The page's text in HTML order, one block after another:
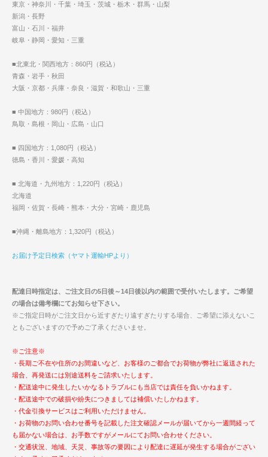
東京・神奈川・千葉・埼玉・茨城・栃木・群馬・山梨
新潟・長野
富山・石川・福井
岐阜・静岡・愛知・三重
■北東北・関西地方：860円（税込）
青森・岩手・秋田
大阪・京都・兵庫・奈良・滋賀・和歌山・三重
■ 中国地方：980円（税込）
鳥取・島根・岡山・広島・山口
■ 四国地方：1,080円（税込）
徳島・香川・愛媛・高知
■ 北海道・九州地方：1,220円（税込）
北海道
福岡・佐賀・長崎・熊本・大分・宮崎・鹿児島
■沖縄・離島地方：1,320円（税込）
お届け予定日検索（ヤマト運輸HPより）
配達日時指定は、ご注文日の5日後～14日後以内の範囲で受付いたします。ご希望
の場合は備考欄にてお知らせ下さい。
※ご指定日時がご注文日から近すぎたり遠すぎたりする場合、ご希望に添えないこ
ともございますので予めご了承くださいませ。
※ご注意※
・長期ご不在や住所のお間違いなど、お客様のご都合でお荷物が弊社に返送された
場合、再発送には別途送料をご請求いたします。
・配送途中に発生したいかなるトラブルにも当店では責任を負いかねます。
・配送途中での破損や紛失につきましては補償いたしかねます。
・代金引換サービスはご利用いただけません。
・お荷物のお問い合わせ番号を記載した注文確認メールが届いてから一週間経って
も届かない場合は、お手数ですがメールにてお問い合わせください。
・交通状況、地域、天災、事故等の要因により配達に遅延が発生する場合がござい